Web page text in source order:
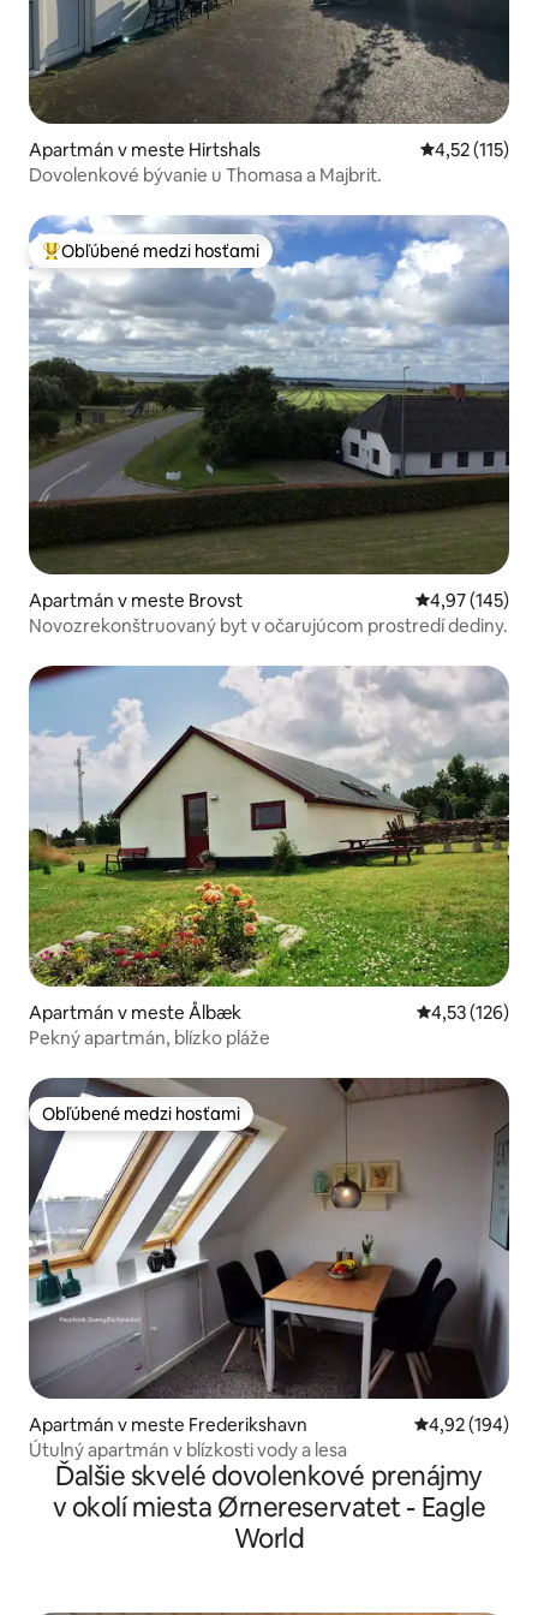
Apartmán v meste Hirtshals Priemerné
4,52 (115)
Dovolenkové bývanie u Thomasa a Majbrit.
Najobľúbenejšie medzi hosťami
Obľúbené medzi hosťami
Apartmán v meste Brovst Priemerné
4,97 (145)
Novozrekonštruovaný byt v očarujúcom prostredí dediny.
Apartmán v meste Ålbæk Priemerné
4,53 (126)
Pekný apartmán, blízko pláže
Obľúbené medzi hosťami
Obľúbené medzi hosťami
Apartmán v meste Frederikshavn Priemerné
4,92 (194)
Útulný apartmán v blízkosti vody a lesa
Ďalšie skvelé dovolenkové prenájmy
v okolí miesta Ørnereservatet - Eagle
World